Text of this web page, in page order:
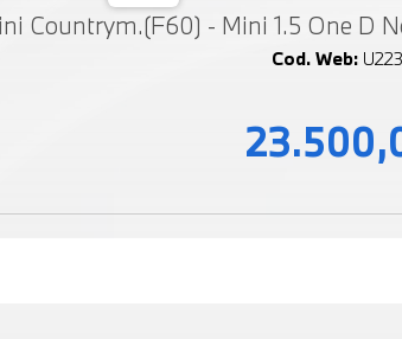
Countrym.(F60) - Mini 1.5 One D
Cod. Web: